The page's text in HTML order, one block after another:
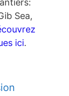
Sea,
ici.